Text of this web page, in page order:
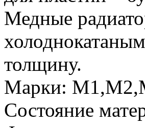
Медные
толщину.
Марки:
Состояние